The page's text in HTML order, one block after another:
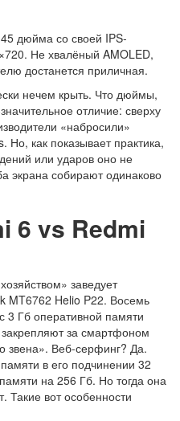
дюйма со своей IPS-
Не хвалёный AMOLED,
достанется приличная.
нечем крыть. Что дюймы,
отличие: сверху
«набросили»
Но, как показывает практика,
или ударов оно не
экрана собирают одинаково
6 vs Redmi
заведует
MT6762 Helio P22. Восемь
3 Гб оперативной памяти
за смартфоном
звена». Веб-серфинг? Да.
в его подчинении 32
на 256 Гб. Но тогда она
Такие вот особенности